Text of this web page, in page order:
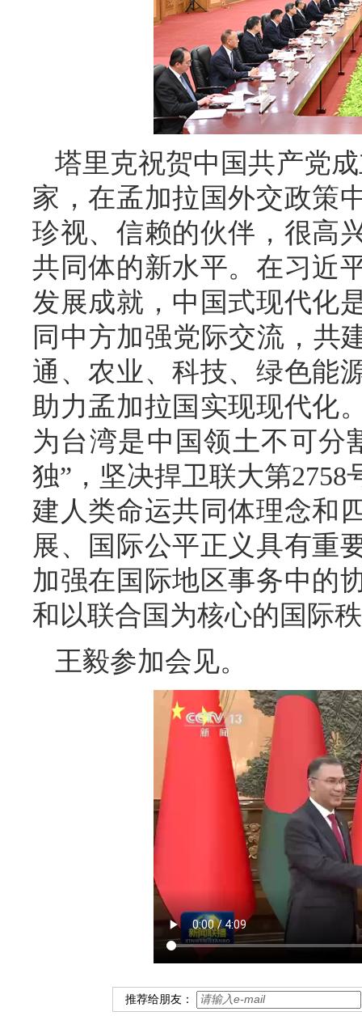
塔里克祝贺中国共产党
家，在孟加拉国外交政策
珍视、信赖的伙伴，很高
共同体的新水平。在习近
发展成就，中国式现代化
同中方加强党际交流，共
通、农业、科技、绿色能
助力孟加拉国实现现代化
为台湾是中国领土不可分
独”，坚决捍卫联大第
建人类命运共同体理念和
展、国际公平正义具有重
加强在国际地区事务中的
和以联合国为核心的国际
王毅参加会见。
推荐给朋友：